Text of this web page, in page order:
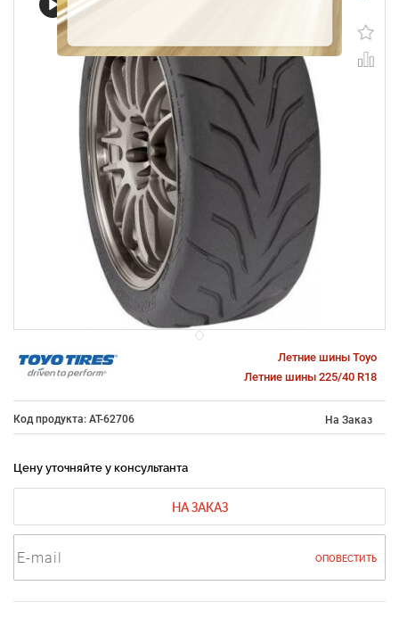
Летние шины Toyo
Летние шины 225/40 R18
Код продукта: AT-62706 На Заказ
Цену уточняйте у консультанта
НА ЗАКАЗ
ОПОВЕСТИТЬ